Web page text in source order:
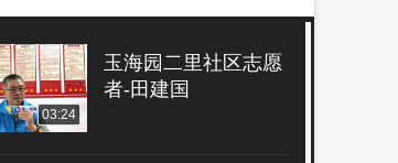
03:24
玉海园二里社区志愿
者-田建国